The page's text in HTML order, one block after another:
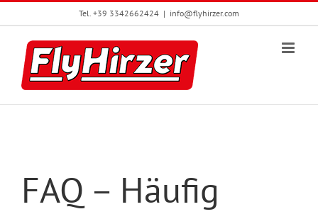
Inhalt
springen
Tel. +39 3342662424 | info@flyhirzer.com
FAQ – Häufig